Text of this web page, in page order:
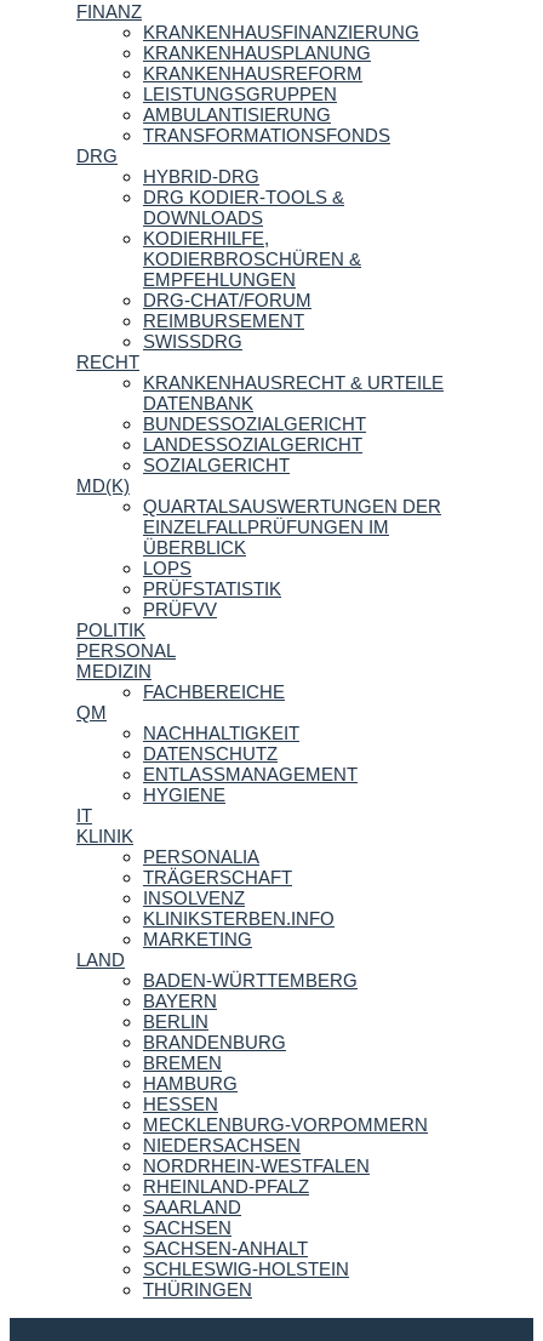
FINANZ
KRANKENHAUSFINANZIERUNG
KRANKENHAUSPLANUNG
KRANKENHAUSREFORM
LEISTUNGSGRUPPEN
AMBULANTISIERUNG
TRANSFORMATIONSFONDS
DRG
HYBRID-DRG
DRG KODIER-TOOLS &
DOWNLOADS
KODIERHILFE,
KODIERBROSCHÜREN &
EMPFEHLUNGEN
DRG-CHAT/FORUM
REIMBURSEMENT
SWISSDRG
RECHT
KRANKENHAUSRECHT & URTEILE
DATENBANK
BUNDESSOZIALGERICHT
LANDESSOZIALGERICHT
SOZIALGERICHT
MD(K)
QUARTALSAUSWERTUNGEN DER
EINZELFALLPRÜFUNGEN IM
ÜBERBLICK
LOPS
PRÜFSTATISTIK
PRÜFVV
POLITIK
PERSONAL
MEDIZIN
FACHBEREICHE
QM
NACHHALTIGKEIT
DATENSCHUTZ
ENTLASSMANAGEMENT
HYGIENE
IT
KLINIK
PERSONALIA
TRÄGERSCHAFT
INSOLVENZ
KLINIKSTERBEN.INFO
MARKETING
LAND
BADEN-WÜRTTEMBERG
BAYERN
BERLIN
BRANDENBURG
BREMEN
HAMBURG
HESSEN
MECKLENBURG-VORPOMMERN
NIEDERSACHSEN
NORDRHEIN-WESTFALEN
RHEINLAND-PFALZ
SAARLAND
SACHSEN
SACHSEN-ANHALT
SCHLESWIG-HOLSTEIN
THÜRINGEN